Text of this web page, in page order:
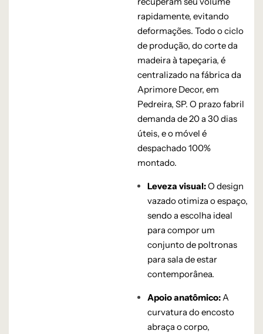
rapidamente, evitando
deformações. Todo o ciclo
de produção, do corte da
madeira à tapeçaria, é
centralizado na fábrica da
Aprimore Decor, em
Pedreira, SP. O prazo fabril
demanda de 20 a 30 dias
úteis, e o móvel é
despachado 100%
montado.
Leveza visual:O design
vazado otimiza o espaço,
sendo a escolha ideal
para compor um
conjunto de poltronas
para sala de estar
contemporânea.
Apoio anatômico: A
curvatura do encosto
abraça o corpo,